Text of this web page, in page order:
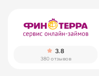
3.8
380 отзывов